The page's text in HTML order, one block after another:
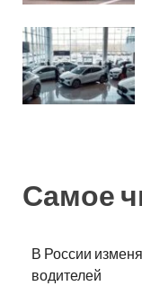
Самое
В России
водителей